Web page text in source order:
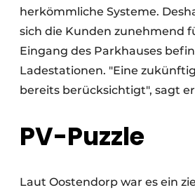
herkömmliche Systeme.
sich die Kunden zunehmend
Eingang des Parkhauses
Ladestationen. "Eine
bereits berücksichtigt", sagt
PV-Puzzle
Laut Oostendorp war es ein